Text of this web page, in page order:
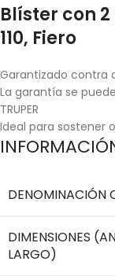
Blíster con
110, Fiero
Garantizado contra
La garantía se
TRUPER
Ideal para sostener
DENOMINACIÓN
DIMENSIONES
LARGO)